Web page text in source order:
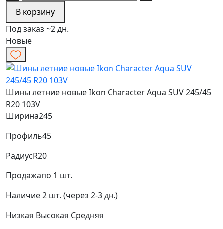
В корзину
Под заказ ~2 дн.
Новые
Шины летние новые Ikon Character Aqua SUV 245/45
R20 103V
Ширина245
Профиль45
РадиусR20
Продажапо 1 шт.
Наличие2 шт. (через 2-3 дн.)
Низкая Высокая Средняя